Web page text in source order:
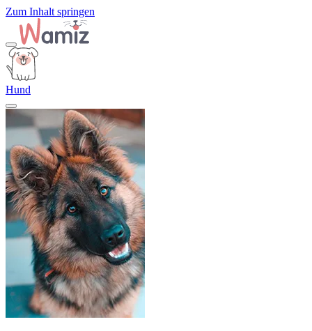
Zum Inhalt springen
Hund